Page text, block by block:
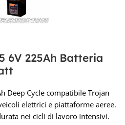
6V 225Ah Batteria
Deep Cycle compatibile Trojan
elettrici e piattaforme aeree.
nei cicli di lavoro intensivi.